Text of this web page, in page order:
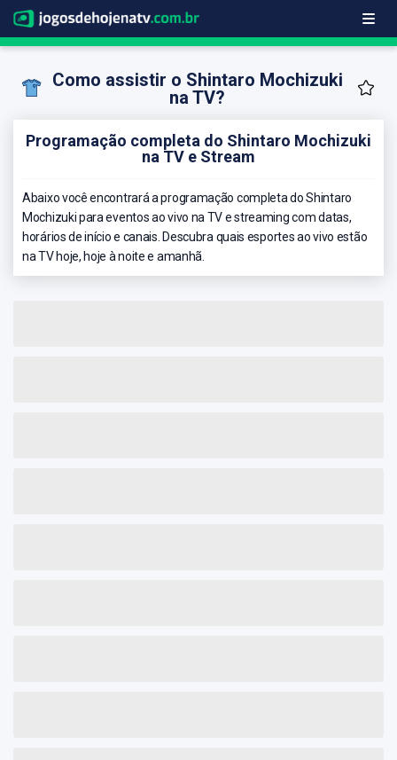
Como assistir o Shintaro Mochizuki
na TV?
Programação completa do Shintaro Mochizuki
na TV e Stream
Abaixo você encontrará a programação completa do Shintaro
Mochizuki para eventos ao vivo na TV e streaming com datas,
horários de início e canais. Descubra quais esportes ao vivo estão
na TV hoje, hoje à noite e amanhã.